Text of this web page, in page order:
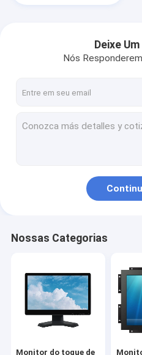
Fale Conosco
PC do toque de AIO
Monitores de exposição
Monitor do toque da SERRA
Deixe
Nós
Nossas Categorias
Monitor do toque de